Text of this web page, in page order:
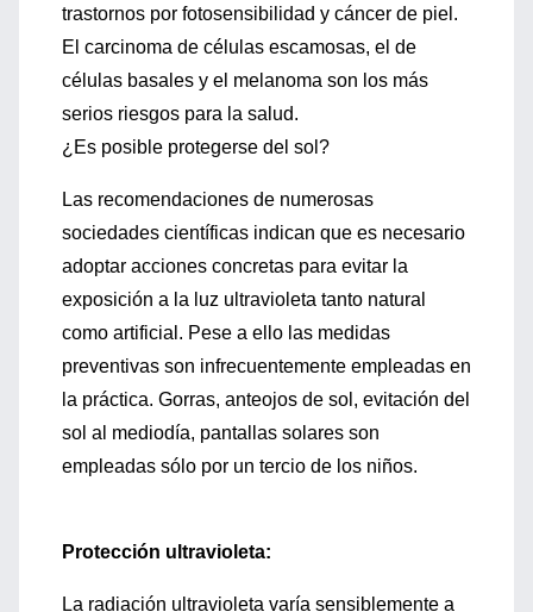
trastornos por fotosensibilidad y cáncer de piel.
El carcinoma de células escamosas, el de
células basales y el melanoma son los más
serios riesgos para la salud.
¿Es posible protegerse del sol?
Las recomendaciones de numerosas
sociedades científicas indican que es necesario
adoptar acciones concretas para evitar la
exposición a la luz ultravioleta tanto natural
como artificial. Pese a ello las medidas
preventivas son infrecuentemente empleadas en
la práctica. Gorras, anteojos de sol, evitación del
sol al mediodía, pantallas solares son
empleadas sólo por un tercio de los niños.
Protección ultravioleta:
La radiación ultravioleta varía sensiblemente a